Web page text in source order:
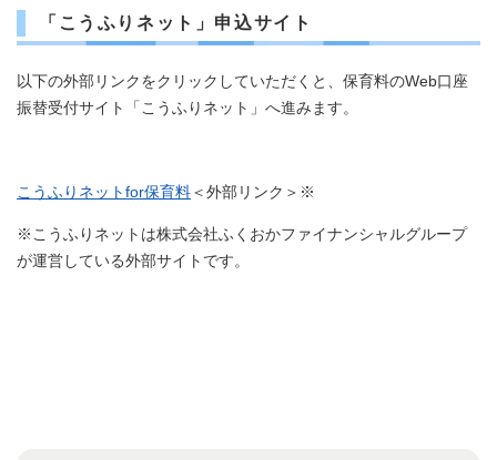
「こうふりネット」申込サイト
以下の外部リンクをクリックしていただくと、保育料のWeb口座
振替受付サイト「こうふりネット」へ進みます。
こうふりネットfor保育料＜外部リンク＞ ※
※こうふりネットは株式会社ふくおかファイナンシャルグループ
が運営している外部サイトです。